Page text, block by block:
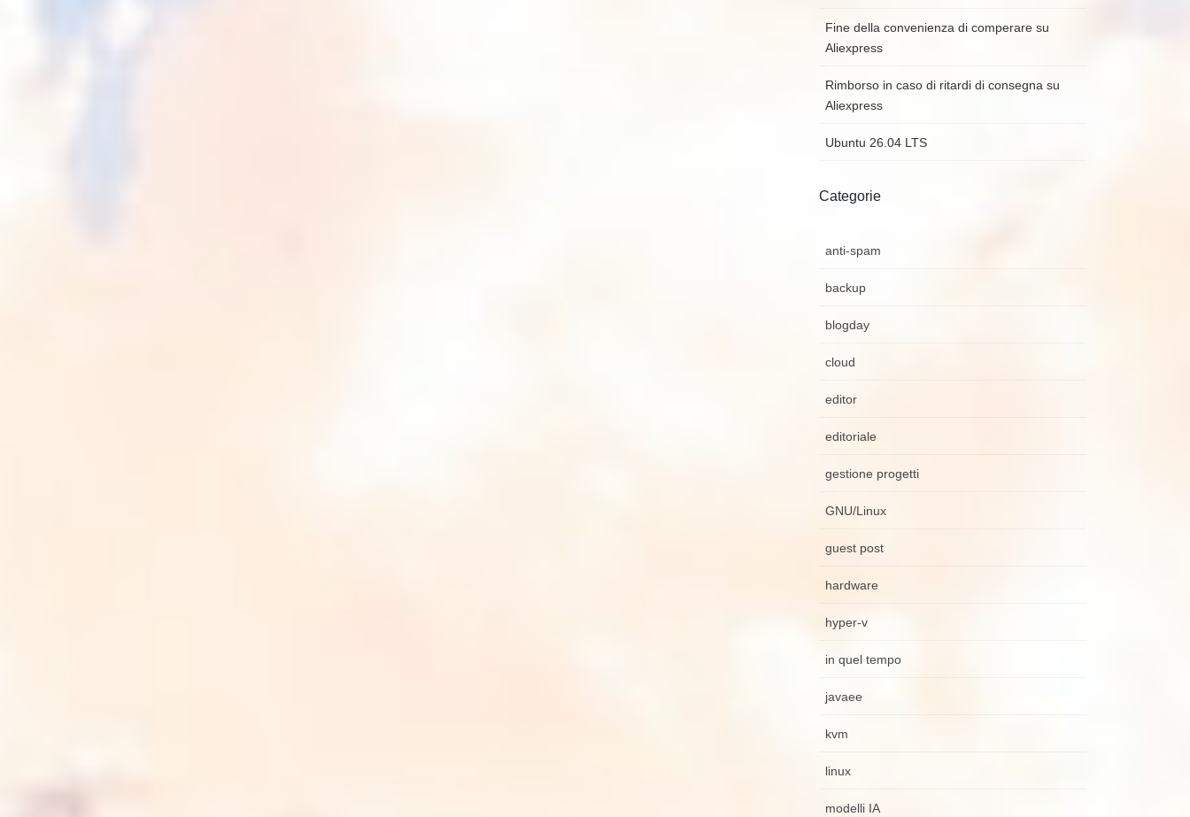
Fine della convenienza di comperare su
Aliexpress
Rimborso in caso di ritardi di consegna su
Aliexpress
Ubuntu 26.04 LTS
Categorie
anti-spam
backup
blogday
cloud
editor
editoriale
gestione progetti
GNU/Linux
guest post
hardware
hyper-v
in quel tempo
javaee
kvm
linux
modelli IA